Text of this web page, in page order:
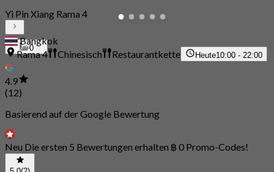
0
Yi Pin Xiang Rama 4
Bangkok
Rama 4
Chinesisch Restaurantkette Heute10:00 - 22:00
4.9
(12)
Basierend auf der Google Bewertung
Neu Die ersten 5 Bewertungen erhalten ฿ 0 Promo-Codes!